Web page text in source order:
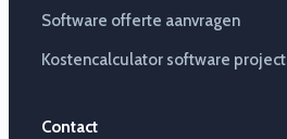
Software offerte aanvragen
Kostencalculator software project
Contact